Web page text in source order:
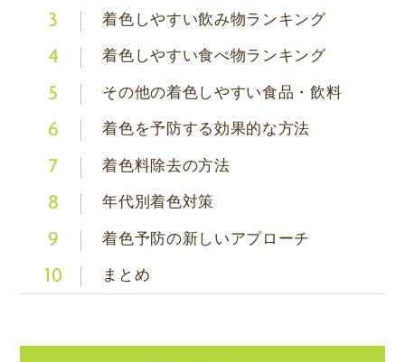
3 着色しやすい飲み物ランキング
4 着色しやすい食べ物ランキング
5 その他の着色しやすい食品・飲料
6 着色を予防する効果的な方法
7 着色料除去の方法
8 年代別着色対策
9 着色予防の新しいアプローチ
10 まとめ